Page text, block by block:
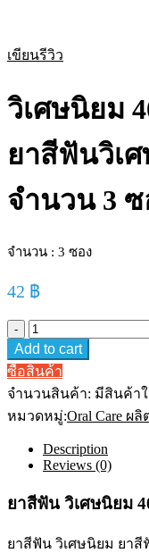
เขียนรีวิว
วิเศษนิยม
ยาสีฟันวิเศ
จำนวน 3 ซ
จำนวน : 3 ซอง
42 ฿
วิเศษ
นิยม
40
กรัม
Viset-
Niyom
วิเศษ
นิยม
จำนวน
ซอง
Add to cart
ซื้อสินค้า
จำนวนสินค้า: มีสินค้า
หมวดหมู่:Oral Care
Description
Reviews (0)
ยาสีฟัน วิเศษนิยม
ยาสีฟัน วิเศษนิยม ยา